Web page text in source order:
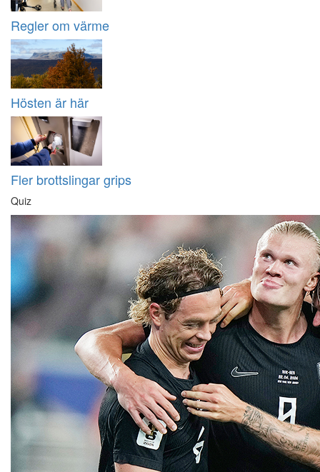
Regler om värme
Hösten är här
Fler brottslingar grips
Quiz